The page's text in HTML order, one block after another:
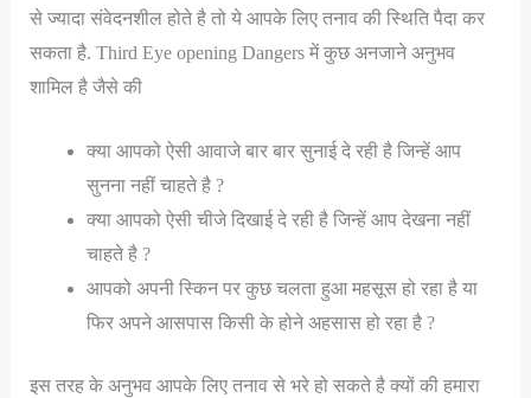
से ज्यादा संवेदनशील होते है तो ये आपके लिए तनाव की स्थिति पैदा कर
सकता है. Third Eye opening Dangers में कुछ अनजाने अनुभव
शामिल है जैसे की
क्या आपको ऐसी आवाजे बार बार सुनाई दे रही है जिन्हें आप
सुनना नहीं चाहते है ?
क्या आपको ऐसी चीजे दिखाई दे रही है जिन्हें आप देखना नहीं
चाहते है ?
आपको अपनी स्किन पर कुछ चलता हुआ महसूस हो रहा है या
फिर अपने आसपास किसी के होने अहसास हो रहा है ?
इस तरह के अनुभव आपके लिए तनाव से भरे हो सकते है क्यों की हमारा